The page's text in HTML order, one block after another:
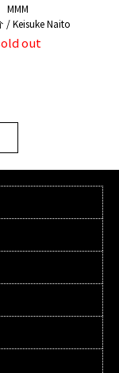
MMM
/ Keisuke Naito
out